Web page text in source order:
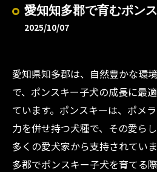
愛知知多郡で育むポン
2025/10/07
愛知県知多郡は、自然豊かな環
で、ポンスキー子犬の成長に最
ています。ポンスキーは、ポメ
力を併せ持つ犬種で、その愛ら
多くの愛犬家から支持されてい
多郡でポンスキー子犬を育てる